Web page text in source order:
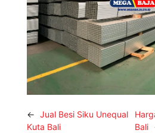
← Jual Besi Siku Unequal
Kuta Bali
Bali